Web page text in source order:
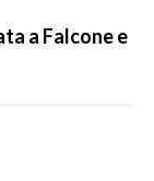
a Falcone e